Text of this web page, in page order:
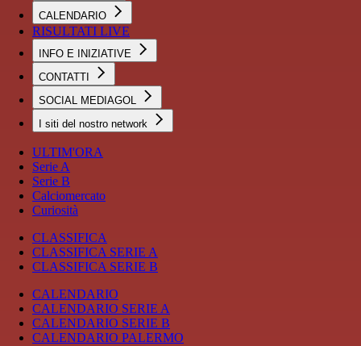
CALENDARIO
RISULTATI LIVE
INFO E INIZIATIVE
CONTATTI
SOCIAL MEDIAGOL
I siti del nostro network
ULTIM'ORA
Serie A
Serie B
Calciomercato
Curiosità
CLASSIFICA
CLASSIFICA SERIE A
CLASSIFICA SERIE B
CALENDARIO
CALENDARIO SERIE A
CALENDARIO SERIE B
CALENDARIO PALERMO